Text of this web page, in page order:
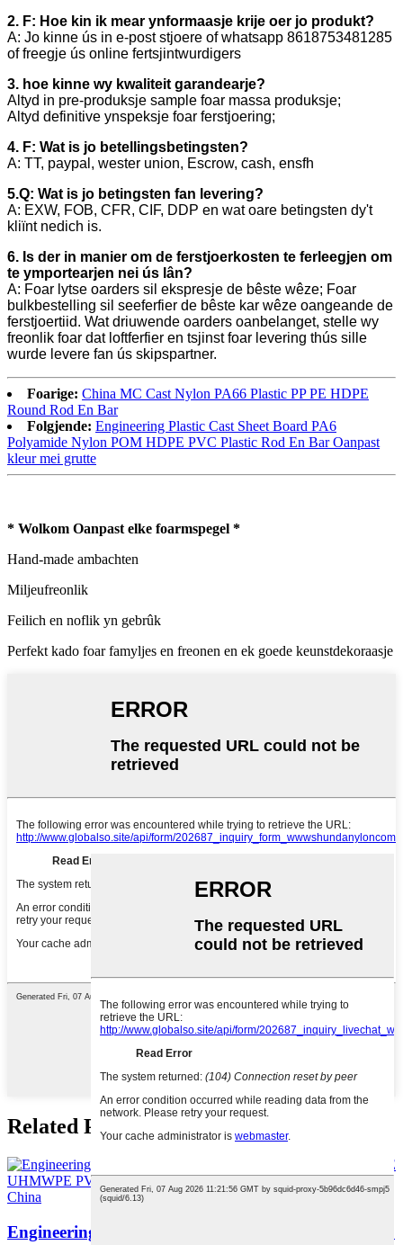
2. F: Hoe kin ik mear ynformaasje krije oer jo produkt?
A: Jo kinne ús in e-post stjoere of whatsapp 8618753481285
of freegje ús online fertsjintwurdigers
3. hoe kinne wy ​​kwaliteit garandearje?
Altyd in pre-produksje sample foar massa produksje;
Altyd definitive ynspeksje foar ferstjoering;
4. F: Wat is jo betellingsbetingsten?
A: TT, paypal, wester union, Escrow, cash, ensfh
5.Q: Wat is jo betingsten fan levering?
A: EXW, FOB, CFR, CIF, DDP en wat oare betingsten dy't
kliïnt nedich is.
6. Is der in manier om de ferstjoerkosten te ferleegjen om
te ymportearjen nei ús lân?
A: Foar lytse oarders sil ekspresje de bêste wêze; Foar
bulkbestelling sil seeferfier de bêste kar wêze oangeande de
ferstjoertiid. Wat driuwende oarders oanbelanget, stelle wy
freonlik foar dat loftferfier en tsjinst foar levering thús sille
wurde levere fan ús skipspartner.
Foarige: China MC Cast Nylon PA66 Plastic PP PE HDPE
Round Rod En Bar
Folgjende: Engineering Plastic Cast Sheet Board PA6
Polyamide Nylon POM HDPE PVC Plastic Rod En Bar Oanpast
kleur mei grutte
* Wolkom Oanpast elke foarmspegel *
Hand-made ambachten
Miljeufreonlik
Feilich en noflik yn gebrûk
Perfekt kado foar famyljes en freonen en ek goede keunstdekoraasje
Related Products
Engineering Plastic Backing Casting Board Nylon ...